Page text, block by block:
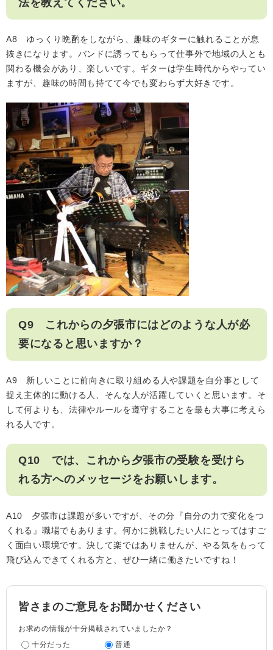
法を教えてください。
A8 ゆっくり晩酌をしながら、趣味のギターに触れることが息
抜きになります。バンドに誘ってもらって仕事外で地域の人とも
関わる機会があり、楽しいです。ギターは学生時代からやってい
ますが、趣味の時間も持てて今でも変わらず大好きです。
Q9 これからの夕張市にはどのような人が必
要になると思いますか？
A9 新しいことに前向きに取り組める人や課題を自分事として
捉え主体的に動ける人、そんな人が活躍していくと思います。そ
して何よりも、法律やルールを遵守することを最も大事に考えら
れる人です。
Q10 では、これから夕張市の受験を受けら
れる方へのメッセージをお願いします。
A10 夕張市は課題が多いですが、その分『自分の力で変化をつ
くれる』職場でもあります。何かに挑戦したい人にとってはすご
く面白い環境です。決して楽ではありませんが、やる気をもって
飛び込んできてくれる方と、ぜひ一緒に働きたいですね！
皆さまのご意見をお聞かせください
お求めの情報が十分掲載されていましたか？
十分だった
普通